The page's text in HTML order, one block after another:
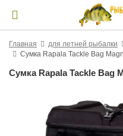
Главная для летней рыбалки
Сумка Rapala Tackle Bag
Сумка Rapala Tackle Bag